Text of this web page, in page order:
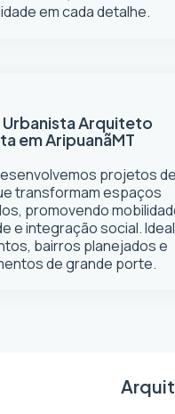
em cada detalhe.
Arquiteto
em AripuanãMT
projetos de
transformam espaços
promovendo
e integração social. Ideal
bairros planejados e
de grande porte.